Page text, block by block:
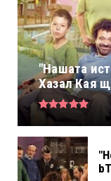
"Нашата
Хазал Кая